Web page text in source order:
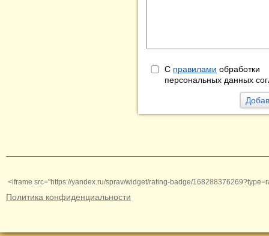
С правилами обработки
персональных данных
<iframe src="https://yandex.ru/sprav/widget/rating-badge/
Политика конфиденциальности